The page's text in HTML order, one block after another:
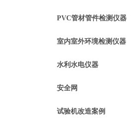
PVC管材管件检测仪器
室内室外环境检测仪器
水利水电仪器
安全网
试验机改造案例